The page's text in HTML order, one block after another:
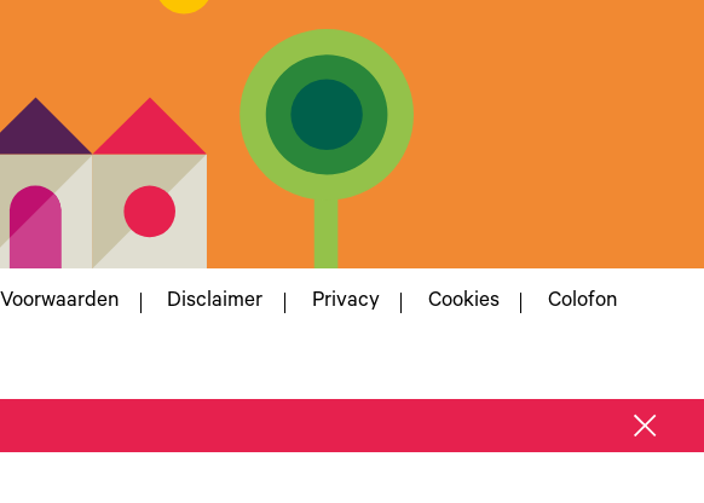
Voorwaarden Disclaimer Privacy Cookies Colofon